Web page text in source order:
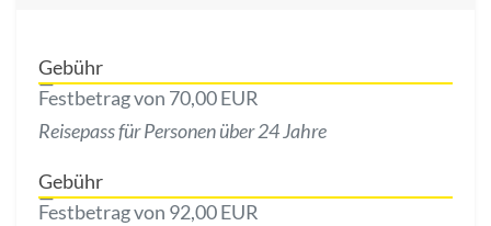
Gebühr
Festbetrag von 70,00 EUR
Reisepass für Personen über 24 Jahre
Gebühr
Festbetrag von 92,00 EUR